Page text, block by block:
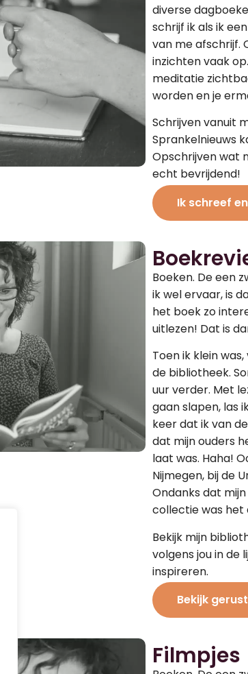
diverse
schrijf ik als ik
van me afschrijf.
inzichten vaak
meditatie
worden en je
Schrijven vanuit
Sprankelnieuws
Opschrijven wat
echt bevrijdend!
Ik schreef
Boeken. De een
ik wel ervaar, is
het boek zo
uitlezen! Dat is
Toen ik klein
de bibliotheek.
uur verder. Met
gaan slapen, las
keer dat ik van
dat mijn ouders
laat was. Haha!
Nijmegen, bij de
Ondanks dat
collectie was het
Bekijk mijn
volgens jou in de
inspireren.
Bekijk
Filmpjes